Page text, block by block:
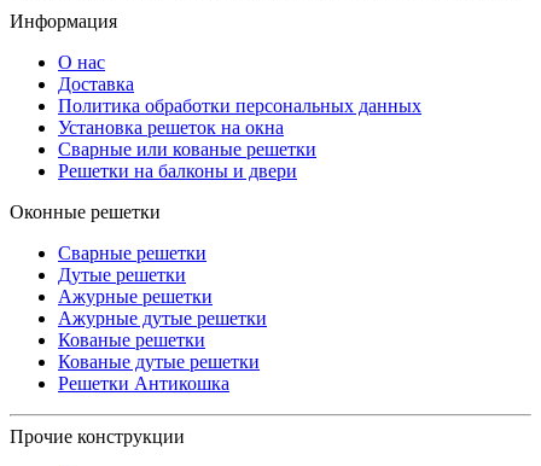
Информация
О нас
Доставка
Политика обработки персональных данных
Установка решеток на окна
Сварные или кованые решетки
Решетки на балконы и двери
Оконные решетки
Сварные решетки
Дутые решетки
Ажурные решетки
Ажурные дутые решетки
Кованые решетки
Кованые дутые решетки
Решетки Антикошка
Прочие конструкции